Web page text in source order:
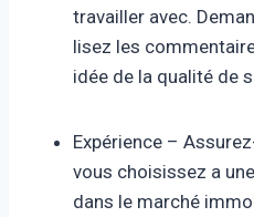
travailler avec.
lisez les
idée de la qualité de
Expérience –
vous choisissez a
dans le marché